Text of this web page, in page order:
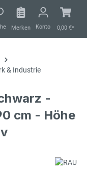
Merken Konto 0,00 €*
& Industrie
-
cm - Höhe